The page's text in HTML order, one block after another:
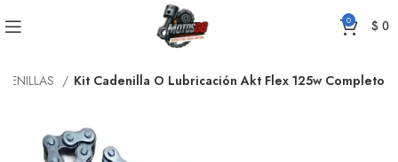
0 $0
Kit Cadenilla O Lubricación Akt Flex 125w Completo